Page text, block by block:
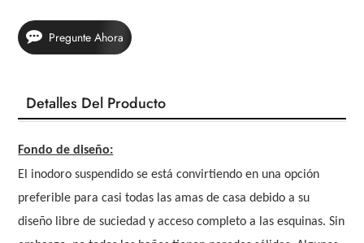
Pregunte Ahora
Detalles Del Producto
Fondo de diseño:
El inodoro suspendido se está convirtiendo en una opción
preferible para casi todas las amas de casa debido a su
diseño libre de suciedad y acceso completo a las esquinas. Sin